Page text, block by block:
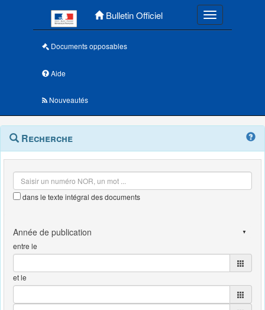
Bulletin Officiel Toggle
Documents opposables
Aide
Nouveautés
Navigation
outils
Menu
contextuel
Recherche
dans le texte intégral des documents
entre le
et le